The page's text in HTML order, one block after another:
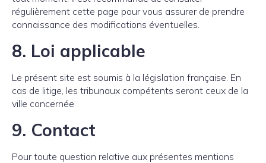
régulièrement cette page pour vous assurer de prendre
connaissance des modifications éventuelles.
8. Loi applicable
Le présent site est soumis à la législation française. En
cas de litige, les tribunaux compétents seront ceux de la
ville concernée
9. Contact
Pour toute question relative aux présentes mentions